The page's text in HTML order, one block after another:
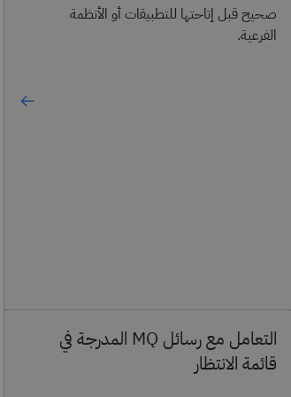
صحيح قبل إتاحتها للتطبيقات أو الأنظمة
الفرعية.
التعامل مع رسائل MQ المدرجة في
قائمة الانتظار